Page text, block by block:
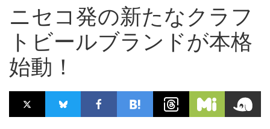
ニセコ発の新たなクラフ
トビールブランドが本格
始動！